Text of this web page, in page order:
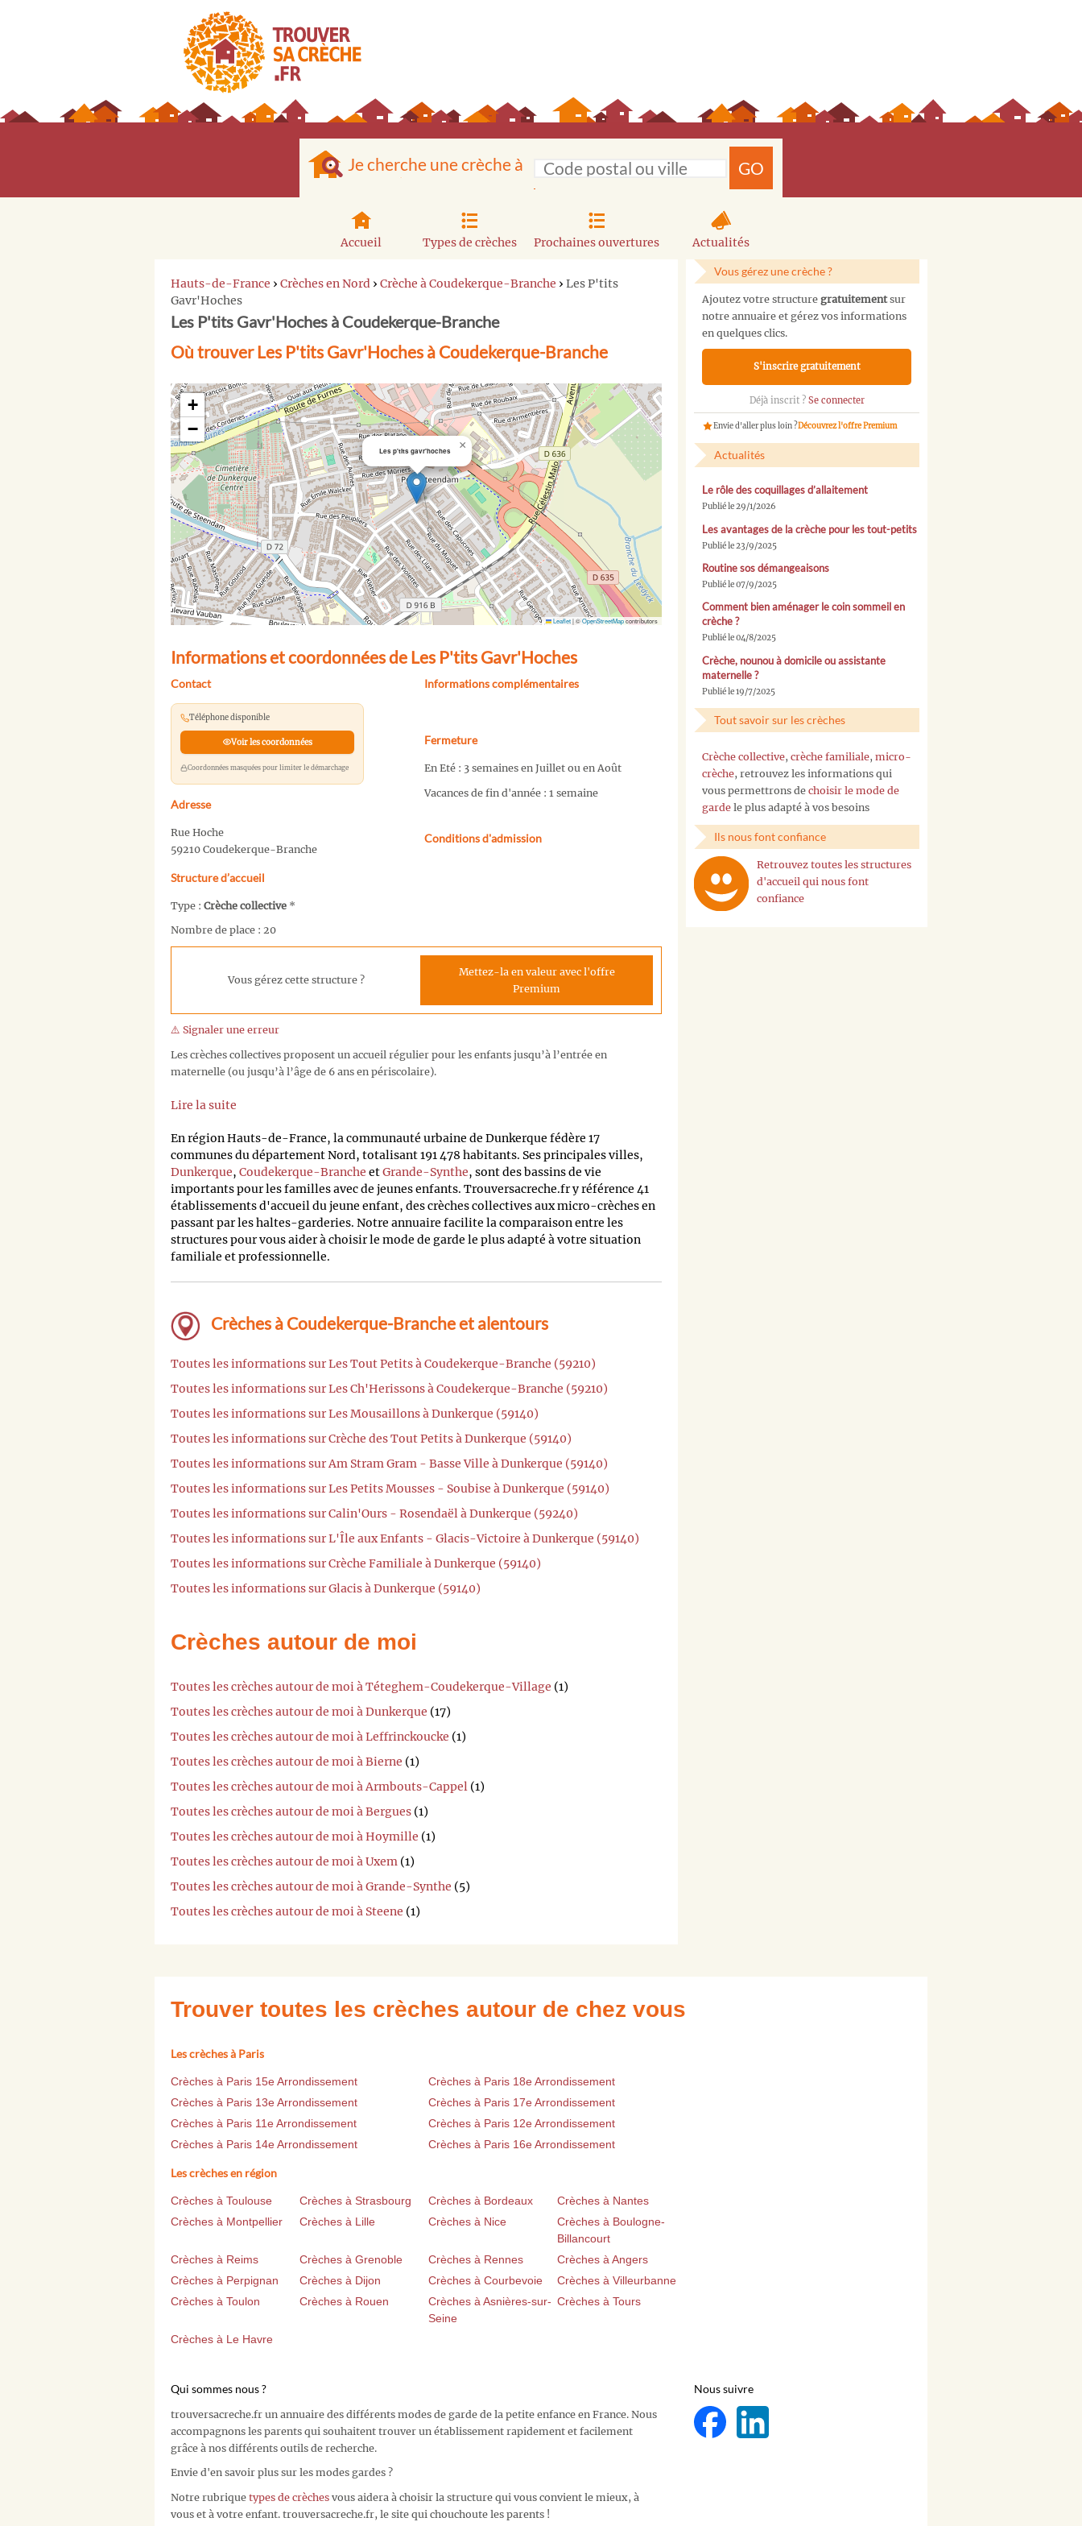
Je cherche une crèche à GO
Accueil Types de crèches Prochaines ouvertures Actualités
Hauts-de-France › Crèches en Nord › Crèche à Coudekerque-Branche › Les P'tits
Gavr'Hoches
Les P'tits Gavr'Hoches à Coudekerque-Branche
Où trouver Les P'tits Gavr'Hoches à Coudekerque-Branche
Les p'tits gavr'hoches ×
+
−
Leaflet|©OpenStreetMapcontributors
Informations et coordonnées de Les P'tits Gavr'Hoches
Contact
Téléphone disponible
Voir les coordonnées
Coordonnées masquées pour limiter le démarchage
Adresse
Rue Hoche
59210 Coudekerque-Branche
Structure d’accueil
Type : Crèche collective *
Nombre de place : 20
Informations complémentaires
Fermeture
En Eté : 3 semaines en Juillet ou en Août
Vacances de fin d'année : 1 semaine
Conditions d'admission
Vous gérez cette structure ?
Mettez-la en valeur avec l'offre
Premium
⚠️ Signaler une erreur
Les crèches collectives proposent un accueil régulier pour les enfants jusqu’à l’entrée en
maternelle (ou jusqu’à l’âge de 6 ans en périscolaire).
Lire la suite
En région Hauts-de-France, la communauté urbaine de Dunkerque fédère 17
communes du département Nord, totalisant 191 478 habitants. Ses principales villes,
Dunkerque, Coudekerque-Branche etGrande-Synthe, sont des bassins de vie
importants pour les familles avec de jeunes enfants. Trouversacreche.fr y référence 41
établissements d'accueil du jeune enfant, des crèches collectives aux micro-crèches en
passant par les haltes-garderies. Notre annuaire facilite la comparaison entre les
structures pour vous aider à choisir le mode de garde le plus adapté à votre situation
familiale et professionnelle.
Crèches à Coudekerque-Branche et alentours
Toutes les informations sur Les Tout Petits à Coudekerque-Branche (59210)
Toutes les informations sur Les Ch'Herissons à Coudekerque-Branche (59210)
Toutes les informations sur Les Mousaillons à Dunkerque (59140)
Toutes les informations sur Crèche des Tout Petits à Dunkerque (59140)
Toutes les informations sur Am Stram Gram - Basse Ville à Dunkerque (59140)
Toutes les informations sur Les Petits Mousses - Soubise à Dunkerque (59140)
Toutes les informations sur Calin'Ours - Rosendaël à Dunkerque (59240)
Toutes les informations sur L'Île aux Enfants - Glacis-Victoire à Dunkerque (59140)
Toutes les informations sur Crèche Familiale à Dunkerque (59140)
Toutes les informations sur Glacis à Dunkerque (59140)
Crèches autour de moi
Toutes les crèches autour de moi à Téteghem-Coudekerque-Village (1)
Toutes les crèches autour de moi à Dunkerque (17)
Toutes les crèches autour de moi à Leffrinckoucke (1)
Toutes les crèches autour de moi à Bierne (1)
Toutes les crèches autour de moi à Armbouts-Cappel (1)
Toutes les crèches autour de moi à Bergues (1)
Toutes les crèches autour de moi à Hoymille (1)
Toutes les crèches autour de moi à Uxem (1)
Toutes les crèches autour de moi à Grande-Synthe (5)
Toutes les crèches autour de moi à Steene (1)
Vous gérez une crèche ?
Ajoutez votre structure gratuitementsur
notre annuaire et gérez vos informations
en quelques clics.
S'inscrire gratuitement
Déjà inscrit ? Se connecter
Envie d'aller plus loin ?Découvrez l'offre Premium
Actualités
Le rôle des coquillages d’allaitement
Publié le 29/1/2026
Les avantages de la crèche pour les tout-petits
Publié le 23/9/2025
Routine sos démangeaisons
Publié le 07/9/2025
Comment bien aménager le coin sommeil en
crèche ?
Publié le 04/8/2025
Crèche, nounou à domicile ou assistante
maternelle ?
Publié le 19/7/2025
Tout savoir sur les crèches
Crèche collective, crèche familiale, micro-
crèche, retrouvez les informations qui
vous permettrons de choisir le mode de
garde le plus adapté à vos besoins
Ils nous font confiance
Retrouvez toutes les structures
d'accueil qui nous font
confiance
Trouver toutes les crèches autour de chez vous
Les crèches à Paris
Crèches à Paris 15e Arrondissement
Crèches à Paris 18e Arrondissement
Crèches à Paris 13e Arrondissement
Crèches à Paris 17e Arrondissement
Crèches à Paris 11e Arrondissement
Crèches à Paris 12e Arrondissement
Crèches à Paris 14e Arrondissement
Crèches à Paris 16e Arrondissement
Les crèches en région
Crèches à Toulouse Crèches à Strasbourg Crèches à Bordeaux
Crèches à Nantes
Crèches à Montpellier
Crèches à Lille Crèches à Nice
Crèches à Boulogne-
Billancourt
Crèches à Reims
Crèches à Grenoble Crèches à Rennes
Crèches à Angers
Crèches à Perpignan
Crèches à Dijon Crèches à Courbevoie
Crèches à Villeurbanne
Crèches à Toulon
Crèches à Rouen
Crèches à Asnières-sur-
Seine
Crèches à Tours
Crèches à Le Havre
Qui sommes nous ?
trouversacreche.fr un annuaire des différents modes de garde de la petite enfance en France. Nous
accompagnons les parents qui souhaitent trouver un établissement rapidement et facilement
grâce à nos différents outils de recherche.
Envie d'en savoir plus sur les modes gardes ?
Notre rubrique types de crèches vous aidera à choisir la structure qui vous convient le mieux, à
vous et à votre enfant. trouversacreche.fr, le site qui chouchoute les parents !
Nous suivre